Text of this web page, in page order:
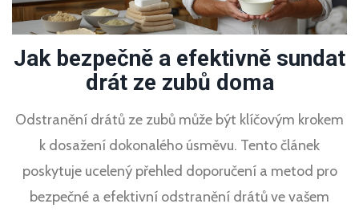
Jak bezpečně a efektivně sundat
drát ze zubů doma
Odstranění drátů ze zubů může být klíčovým krokem
k dosažení dokonalého úsměvu. Tento článek
poskytuje ucelený přehled doporučení a metod pro
bezpečné a efektivní odstranění drátů ve vašem